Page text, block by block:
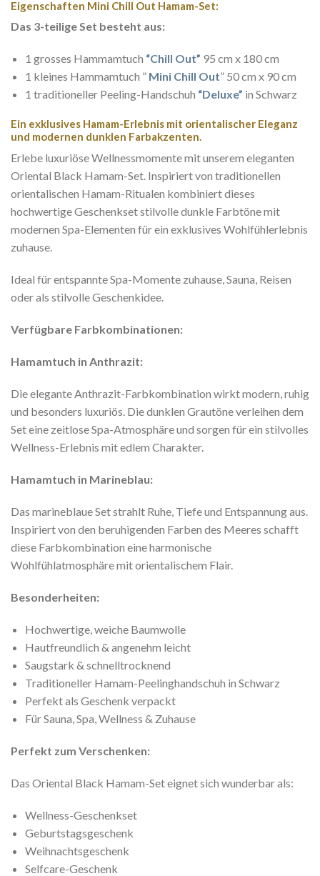
Eigenschaften Mini Chill Out Hamam-Set:
Das 3-teilige Set besteht aus:
1 grosses Hammamtuch “Chill Out” 95 cm x 180 cm
1 kleines Hammamtuch ” Mini Chill Out” 50 cm x 90 cm
1 traditioneller Peeling-Handschuh “Deluxe” in Schwarz
Ein exklusives Hamam-Erlebnis mit orientalischer Eleganz
und modernen dunklen Farbakzenten.
Erlebe luxuriöse Wellnessmomente mit unserem eleganten
Oriental Black Hamam-Set. Inspiriert von traditionellen
orientalischen Hamam-Ritualen kombiniert dieses
hochwertige Geschenkset stilvolle dunkle Farbtöne mit
modernen Spa-Elementen für ein exklusives Wohlfühlerlebnis
zuhause.
Ideal für entspannte Spa-Momente zuhause, Sauna, Reisen
oder als stilvolle Geschenkidee.
Verfügbare Farbkombinationen:
Hamamtuch in Anthrazit:
Die elegante Anthrazit-Farbkombination wirkt modern, ruhig
und besonders luxuriös. Die dunklen Grautöne verleihen dem
Set eine zeitlose Spa-Atmosphäre und sorgen für ein stilvolles
Wellness-Erlebnis mit edlem Charakter.
Hamamtuch in Marineblau:
Das marineblaue Set strahlt Ruhe, Tiefe und Entspannung aus.
Inspiriert von den beruhigenden Farben des Meeres schafft
diese Farbkombination eine harmonische
Wohlfühlatmosphäre mit orientalischem Flair.
Besonderheiten:
Hochwertige, weiche Baumwolle
Hautfreundlich & angenehm leicht
Saugstark & schnelltrocknend
Traditioneller Hamam-Peelinghandschuh in Schwarz
Perfekt als Geschenk verpackt
Für Sauna, Spa, Wellness & Zuhause
Perfekt zum Verschenken:
Das Oriental Black Hamam-Set eignet sich wunderbar als:
Wellness-Geschenkset
Geburtstagsgeschenk
Weihnachtsgeschenk
Selfcare-Geschenk